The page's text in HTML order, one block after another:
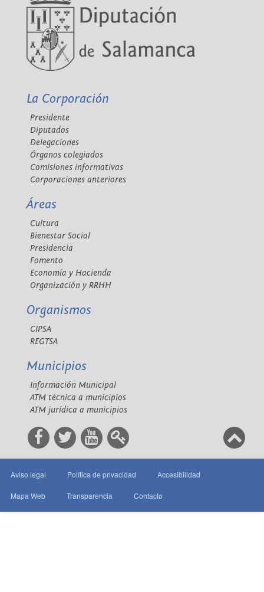
La Corporación
Presidente
Diputados
Delegaciones
Órganos colegiados
Comisiones informativas
Corporaciones anteriores
Áreas
Cultura
Bienestar Social
Presidencia
Fomento
Economía y Hacienda
Organización y RRHH
Organismos
CIPSA
REGTSA
Municipios
Información Municipal
ATM técnica a municipios
ATM jurídica a municipios
Aviso legal Política de privacidad Accesibilidad
Mapa Web Transparencia Contacto